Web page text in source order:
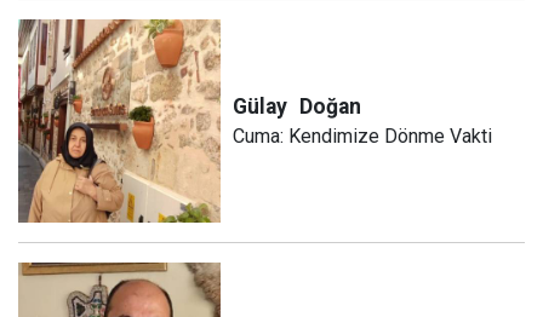
Gülay Doğan
Cuma: Kendimize Dönme Vakti